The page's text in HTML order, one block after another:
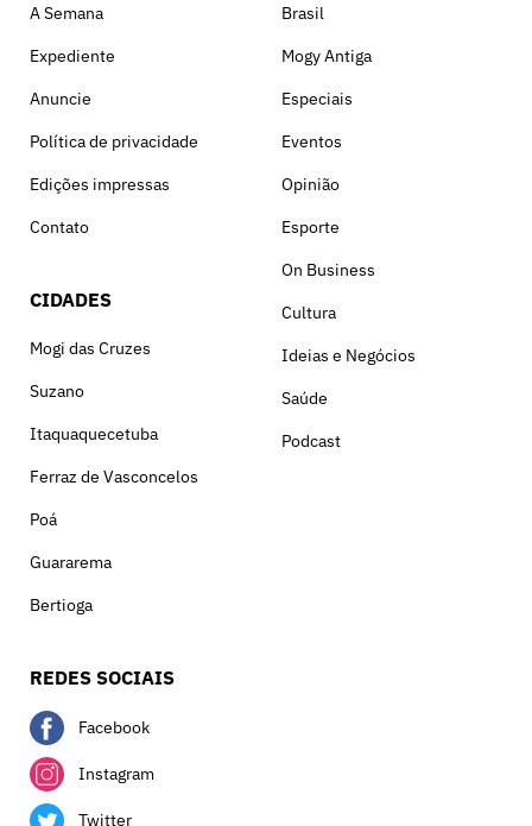
A Semana
Expediente
Anuncie
Política de privacidade
Edições impressas
Contato
CIDADES
Mogi das Cruzes
Suzano
Itaquaquecetuba
Ferraz de Vasconcelos
Poá
Guararema
Bertioga
Brasil
Mogy Antiga
Especiais
Eventos
Opinião
Esporte
On Business
Cultura
Ideias e Negócios
Saúde
Podcast
REDES SOCIAIS
Facebook
Instagram
Twitter